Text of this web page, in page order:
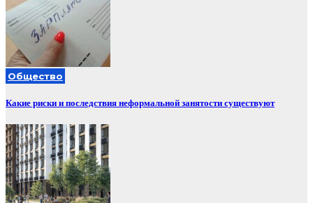
Общество
Какие риски и последствия неформальной занятости существуют